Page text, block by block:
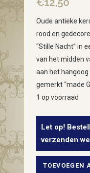
Oude antieke
rood en
“Stille Nacht” in
van het midden
aan het hangoog
gemerkt “made
1 op voorraad
Let op!
verzenden
Oude
TOEVOEGEN